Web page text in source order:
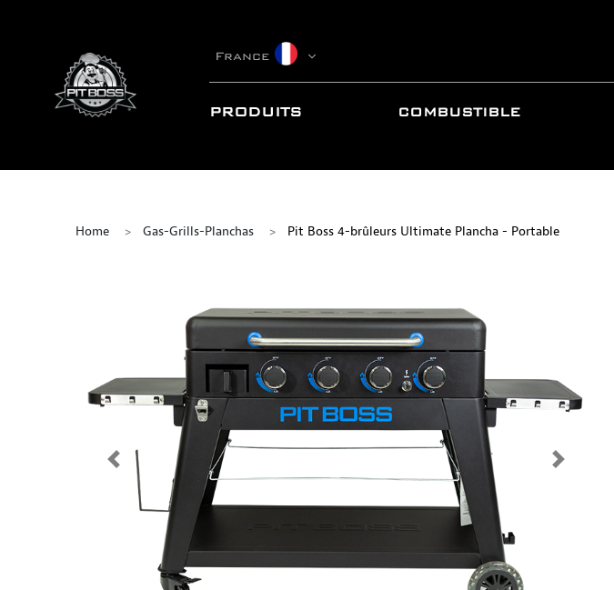
France
PRODUITS COMBUSTIBLE
Home Gas-Grills-Planchas Pit Boss 4-brûleurs Ultimate Plancha - Portable
Previous Next